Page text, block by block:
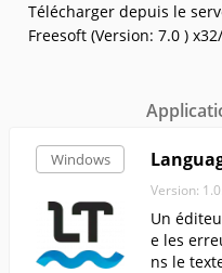
Télécharger depuis le
Freesoft (Version: 7.0 )
Windows
Version:
Un
e les
ns le